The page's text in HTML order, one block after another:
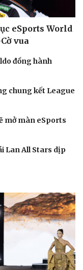
eSports World
vua
đồng hành
chung kết League
mở màn eSports
Lan All Stars dịp